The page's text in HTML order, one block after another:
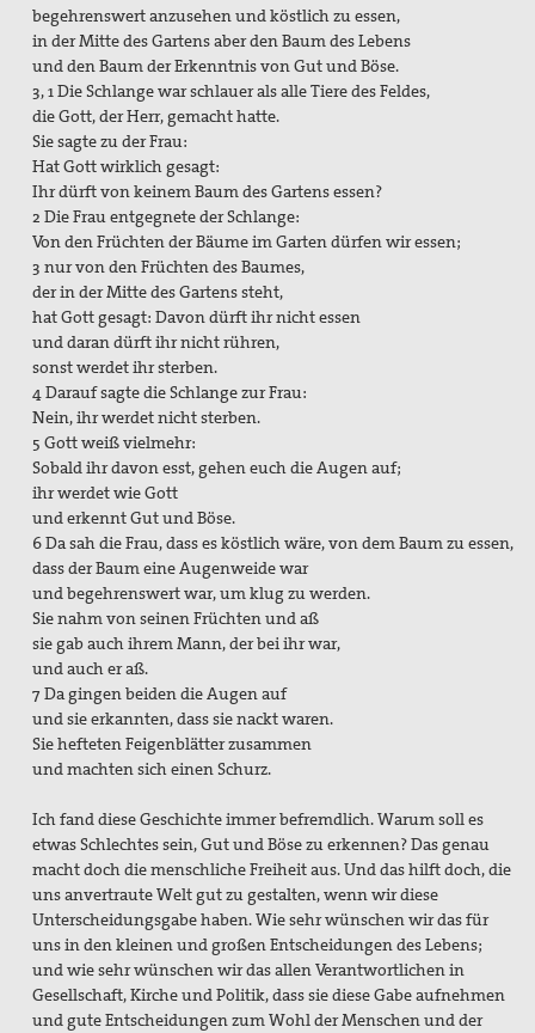
begehrenswert anzusehen und köstlich zu essen,
in der Mitte des Gartens aber den Baum des Lebens
und den Baum der Erkenntnis von Gut und Böse.
3, 1 Die Schlange war schlauer als alle Tiere des Feldes,
die Gott, der Herr, gemacht hatte.
Sie sagte zu der Frau:
Hat Gott wirklich gesagt:
Ihr dürft von keinem Baum des Gartens essen?
2 Die Frau entgegnete der Schlange:
Von den Früchten der Bäume im Garten dürfen wir essen;
3 nur von den Früchten des Baumes,
der in der Mitte des Gartens steht,
hat Gott gesagt: Davon dürft ihr nicht essen
und daran dürft ihr nicht rühren,
sonst werdet ihr sterben.
4 Darauf sagte die Schlange zur Frau:
Nein, ihr werdet nicht sterben.
5 Gott weiß vielmehr:
Sobald ihr davon esst, gehen euch die Augen auf;
ihr werdet wie Gott
und erkennt Gut und Böse.
6 Da sah die Frau, dass es köstlich wäre, von dem Baum zu essen,
dass der Baum eine Augenweide war
und begehrenswert war, um klug zu werden.
Sie nahm von seinen Früchten und aß
sie gab auch ihrem Mann, der bei ihr war,
und auch er aß.
7 Da gingen beiden die Augen auf
und sie erkannten, dass sie nackt waren.
Sie hefteten Feigenblätter zusammen
und machten sich einen Schurz.
Ich fand diese Geschichte immer befremdlich. Warum soll es
etwas Schlechtes sein, Gut und Böse zu erkennen? Das genau
macht doch die menschliche Freiheit aus. Und das hilft doch, die
uns anvertraute Welt gut zu gestalten, wenn wir diese
Unterscheidungsgabe haben. Wie sehr wünschen wir das für
uns in den kleinen und großen Entscheidungen des Lebens;
und wie sehr wünschen wir das allen Verantwortlichen in
Gesellschaft, Kirche und Politik, dass sie diese Gabe aufnehmen
und gute Entscheidungen zum Wohl der Menschen und der